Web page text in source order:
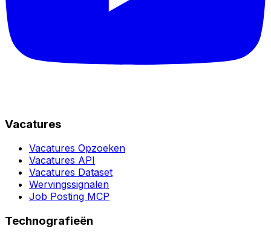
Vacatures
Vacatures Opzoeken
Vacatures API
Vacatures Dataset
Wervingssignalen
Job Posting MCP
Technografieën